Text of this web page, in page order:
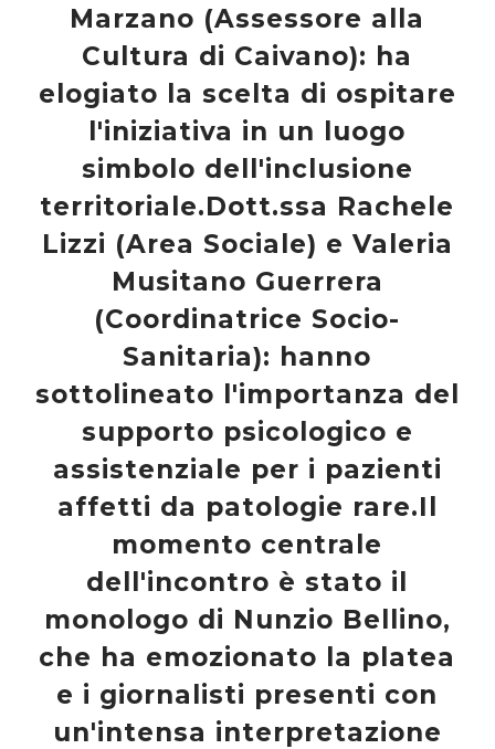
Marzano (Assessore alla
Cultura di Caivano): ha
elogiato la scelta di ospitare
l'iniziativa in un luogo
simbolo dell'inclusione
territoriale.Dott.ssa Rachele
Lizzi (Area Sociale) e Valeria
Musitano Guerrera
(Coordinatrice Socio-
Sanitaria): hanno
sottolineato l'importanza del
supporto psicologico e
assistenziale per i pazienti
affetti da patologie rare.Il
momento centrale
dell'incontro è stato il
monologo di Nunzio Bellino,
che ha emozionato la platea
e i giornalisti presenti con
un'intensa interpretazione